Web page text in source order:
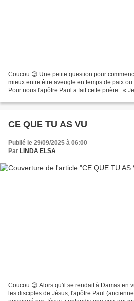
Coucou 😊 Une petite question pour
mieux entre être aveugle en temps de paix
Pour nous l'apôtre Paul a fait cette prière : «
CE QUE TU AS VU
Publié le 29/09/2025 à 06:00
Par LINDA ELSA
Coucou 😊 Alors qu'il se rendait à Damas en
les disciples de Jésus, l'apôtre Paul